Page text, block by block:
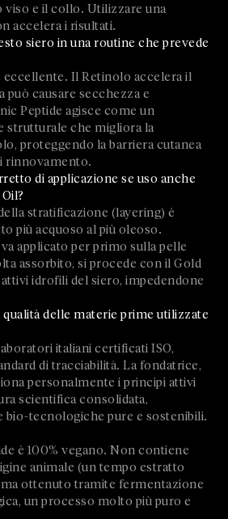
e il collo. Utilizzare una
accelera i risultati.
siero in una routine che prevede
eccellente. Il Retinolo accelera il
causare secchezza e
Peptide agisce come un
strutturale che migliora la
proteggendo la barriera cutanea
rinnovamento.
di applicazione se uso anche
stratificazione (layering) è
più acquoso al più oleoso.
applicato per primo sulla pelle
assorbito, si procede con il Gold
idrofili del siero, impedendone
qualità delle materie prime utilizzate
italiani certificati ISO,
di tracciabilità. La fondatrice,
personalmente i principi attivi
scientifica consolidata,
tecnologiche pure e sostenibili.
è 100% vegano. Non contiene
animale (un tempo estratto
ottenuto tramite fermentazione
un processo molto più puro e